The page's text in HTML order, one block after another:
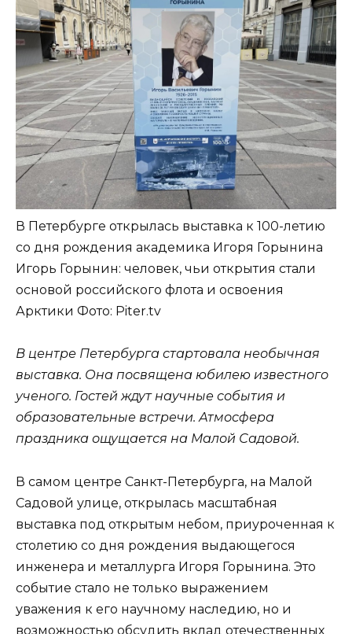
В Петербурге открылась выставка к 100-летию
со дня рождения академика Игоря Горынина
Игорь Горынин: человек, чьи открытия стали
основой российского флота и освоения
Арктики Фото: Piter.tv
В центре Петербурга стартовала необычная
выставка. Она посвящена юбилею известного
ученого. Гостей ждут научные события и
образовательные встречи. Атмосфера
праздника ощущается на Малой Садовой.
В самом центре Санкт-Петербурга, на Малой
Садовой улице, открылась масштабная
выставка под открытым небом, приуроченная к
столетию со дня рождения выдающегося
инженера и металлурга Игоря Горынина. Это
событие стало не только выражением
уважения к его научному наследию, но и
возможностью обсудить вклад отечественных